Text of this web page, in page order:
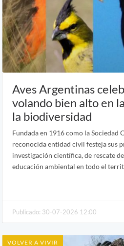
Aves Argentinas
volando bien alto en
la biodiversidad
Fundada en 1916 como la Sociedad
reconocida entidad civil festeja sus
investigación científica, de rescate
educación ambiental en todo el
Publicado: 30-07-2026 12:00
VOLVER A VIVIR